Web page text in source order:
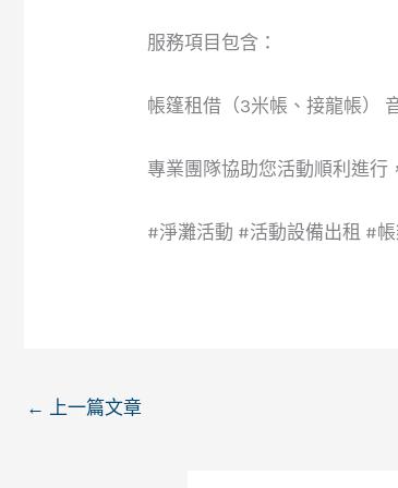
服務項目包含：
帳篷租借（3米帳、接龍帳）
專業團隊協助您活動順利進行
#淨灘活動 #活動設備出租 #
← 上一篇文章